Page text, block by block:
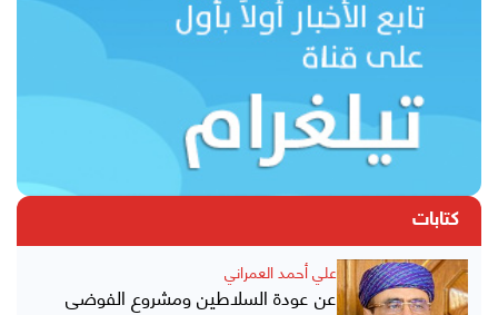
كتابات
علي أحمد العمراني
عن عودة السلاطين ومشروع الفوضى